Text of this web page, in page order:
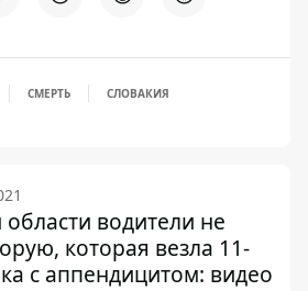
СМЕРТЬ СЛОВАКИЯ
водители не
которая везла 11-
с аппендицитом: видео